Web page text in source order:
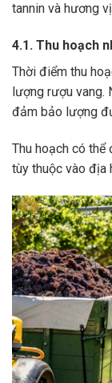
tannin và hương
4.1. Thu hoạch
Thời điểm thu
lượng rượu vang.
đảm bảo lượng
Thu hoạch có thể
tùy thuộc vào địa